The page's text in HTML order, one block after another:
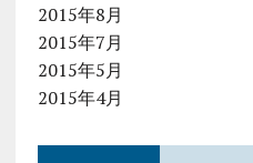
2015年8月
2015年7月
2015年5月
2015年4月